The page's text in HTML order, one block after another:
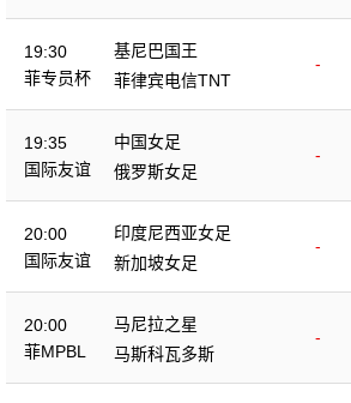
19:30
菲专员杯
基尼巴国王
-
菲律宾电信TNT
19:35
国际友谊
中国女足
-
俄罗斯女足
20:00
国际友谊
印度尼西亚女足
-
新加坡女足
20:00
菲MPBL
马尼拉之星
-
马斯科瓦多斯